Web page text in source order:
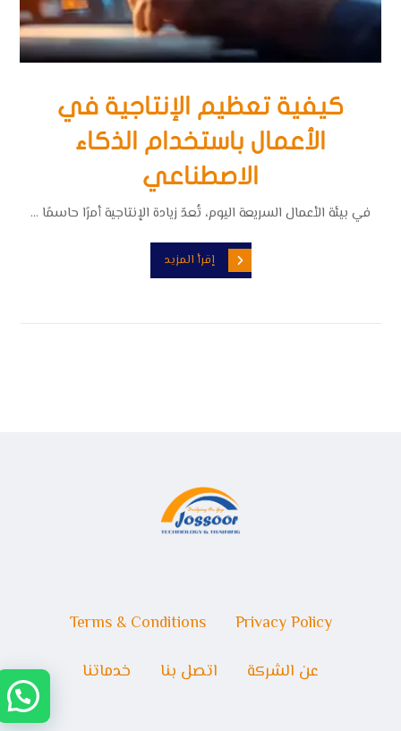
كيفية تعظيم الإنتاجية في
الأعمال باستخدام الذكاء
الاصطناعي
في بيئة الأعمال السريعة اليوم، تُعدّ زيادة الإنتاجية أمرًا حاسمًا ...
إقرأ المزيد
Privacy Policy
Terms & Conditions
عن الشركة
اتصل بنا خدماتنا